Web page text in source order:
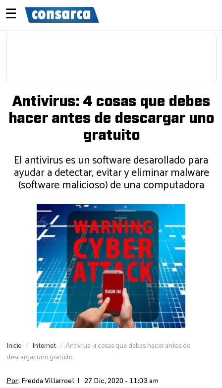
☰
Antivirus: 4 cosas que debes
hacer antes de descargar uno
gratuito
El antivirus es un software desarollado para
ayudar a detectar, evitar y eliminar malware
(software malicioso) de una computadora
Inicio Internet
Antivirus: 4 cosas que debes hacer antes de
descargar uno gratuito
Por: Fredda Villarroel | 27 Dic, 2020 - 11:03 am